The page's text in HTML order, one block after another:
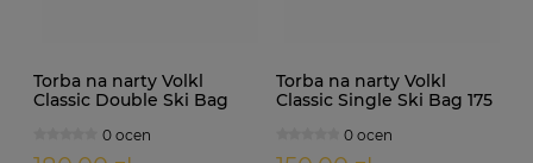
Torba na narty Volkl
Classic Double Ski Bag
0 ocen
Torba na narty Volkl
Classic Single Ski Bag 175
0 ocen